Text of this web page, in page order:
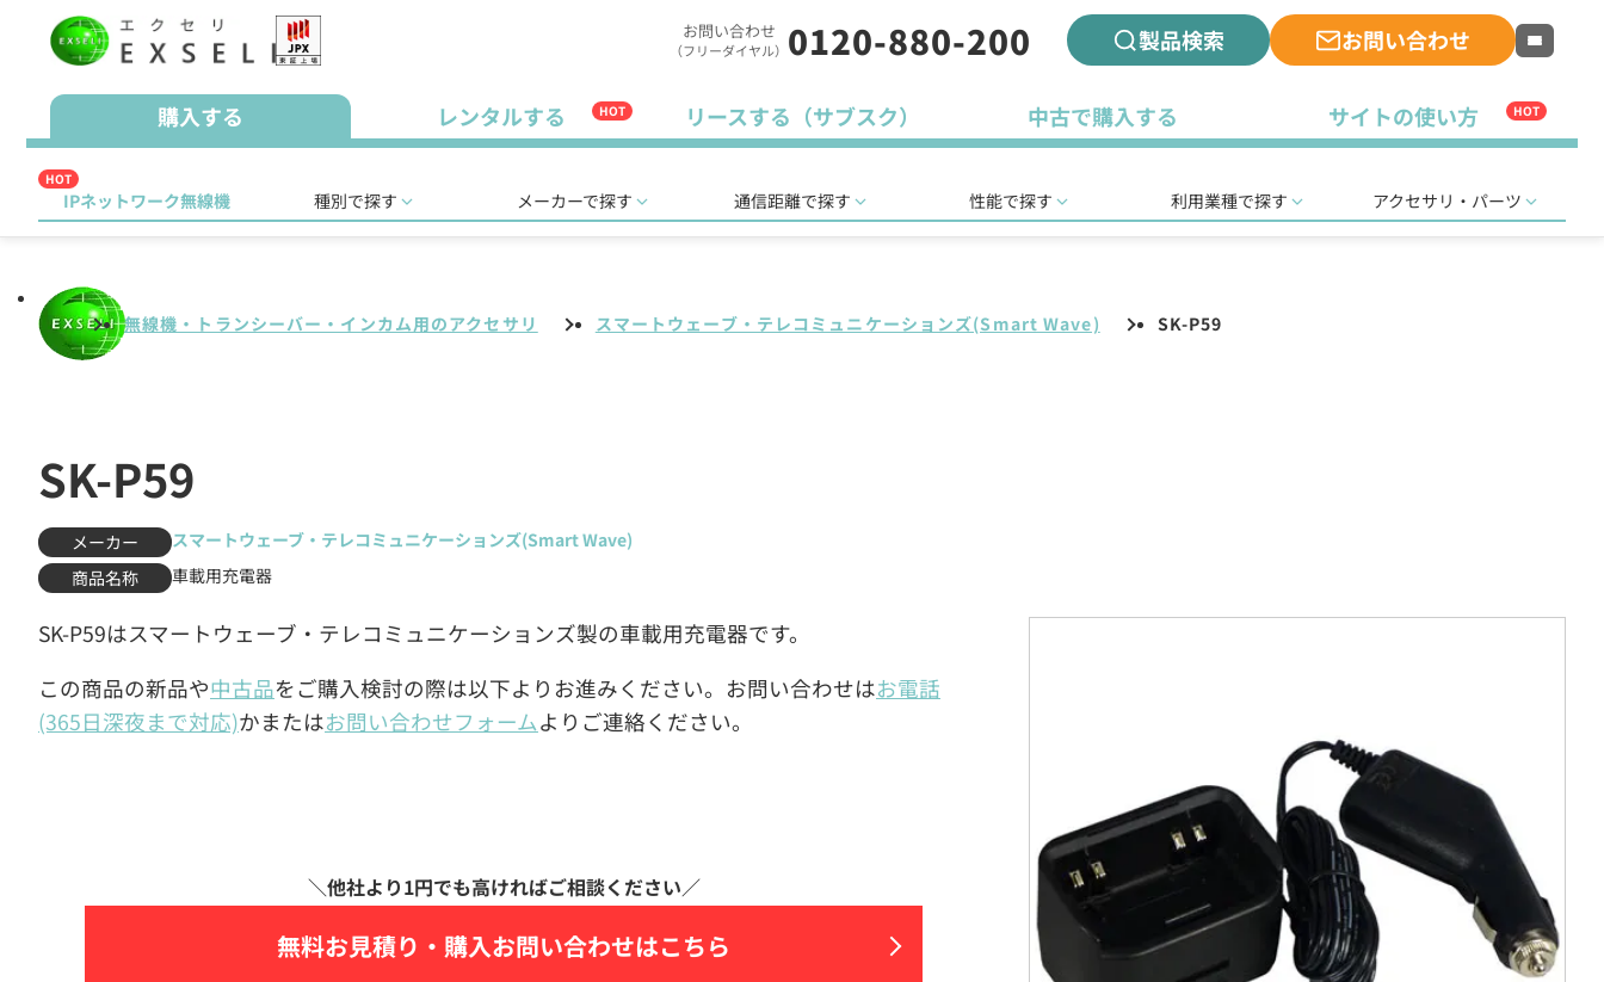
お問い合わせ
（フリーダイヤル） 0120-880-200 製品検索 お問い合わせ
購入する レンタルする HOT リースする（サブスク） 中古で購入する サイトの使い方 HOT
HOT
IPネットワーク無線機 種別で探す メーカーで探す 通信距離で探す 性能で探す 利用業種で探す アクセサリ・パーツ
無線機・トランシーバー・インカム用のアクセサリ スマートウェーブ・テレコミュニケーションズ(Smart Wave) SK-P59
SK-P59
メーカー
スマートウェーブ・テレコミュニケーションズ(Smart Wave)
商品名称
車載用充電器
SK-P59はスマートウェーブ・テレコミュニケーションズ製の車載用充電器です。
この商品の新品や中古品をご購入検討の際は以下よりお進みください。お問い合わせはお電話
(365日深夜まで対応)かまたはお問い合わせフォームよりご連絡ください。
無料お見積り・ 購入お問い合わせはこちら